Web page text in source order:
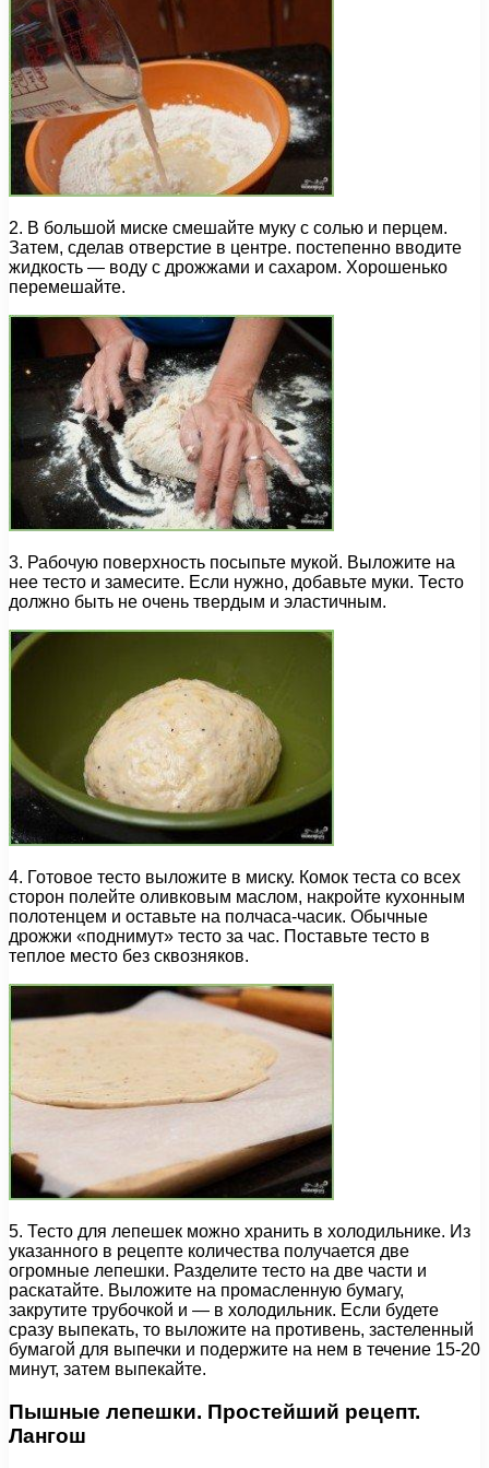
2. В большой миске смешайте муку с солью и перцем.
Затем, сделав отверстие в центре. постепенно вводите
жидкость — воду с дрожжами и сахаром. Хорошенько
перемешайте.
3. Рабочую поверхность посыпьте мукой. Выложите на
нее тесто и замесите. Если нужно, добавьте муки. Тесто
должно быть не очень твердым и эластичным.
4. Готовое тесто выложите в миску. Комок теста со всех
сторон полейте оливковым маслом, накройте кухонным
полотенцем и оставьте на полчаса-часик. Обычные
дрожжи «поднимут» тесто за час. Поставьте тесто в
теплое место без сквозняков.
5. Тесто для лепешек можно хранить в холодильнике. Из
указанного в рецепте количества получается две
огромные лепешки. Разделите тесто на две части и
раскатайте. Выложите на промасленную бумагу,
закрутите трубочкой и — в холодильник. Если будете
сразу выпекать, то выложите на противень, застеленный
бумагой для выпечки и подержите на нем в течение 15-20
минут, затем выпекайте.
Пышные лепешки. Простейший рецепт.
Лангош